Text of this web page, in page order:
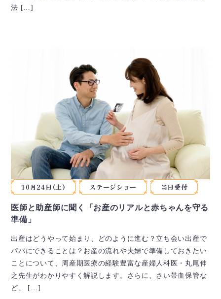
法 […]
10月24日(土) ステージショー 当日受付
医師と助産師に聞く「お産のリアルと赤ちゃんを守る
準備」
出産はどうやって始まり、どのように進む？立ち会い出産で
パパにできることは？お産の流れや夫婦で準備しておきたい
ことについて、周産期医療の経験豊富な産婦人科医・丸尾伸
之先生がわかりやすく解説します。さらに、さい帯血保管な
ど、 […]